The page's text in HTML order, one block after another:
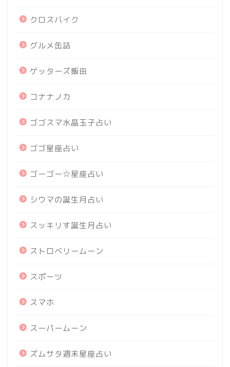
クロスバイク
グルメ缶詰
ゲッターズ飯田
コナナノカ
ゴゴスマ水晶玉子占い
ゴゴ星座占い
ゴーゴー☆星座占い
シウマの誕生月占い
スッキリす誕生月占い
ストロベリームーン
スポーツ
スマホ
スーパームーン
ズムサタ週末星座占い